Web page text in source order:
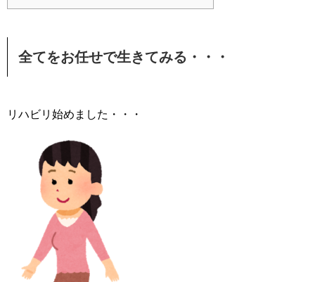
全てをお任せで生きてみる・・・
リハビリ始めました・・・